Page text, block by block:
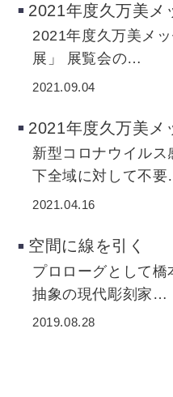
2021年度久万美
2021年度久万美メ
展」 展覧会の…
2021.09.04
2021年度久万美
新型コロナウイル
下全域に対して不
2021.04.16
空間に線を引く
プロローグとして橋
抽象の現代彫刻家…
2019.08.28